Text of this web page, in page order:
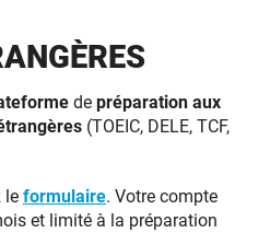
de préparation aux
(TOEIC, DELE, TCF,
le formulaire. Votre compte
et limité à la préparation